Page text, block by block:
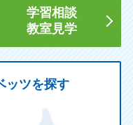
学習相談
教室見学
ッツを探す